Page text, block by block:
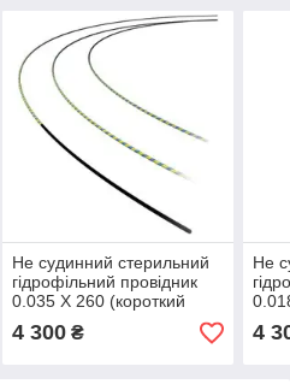
Не судинний стерильний
гідрофільний провідник
0.035 X 260 (короткий
провідник)
4 300₴
Не
4